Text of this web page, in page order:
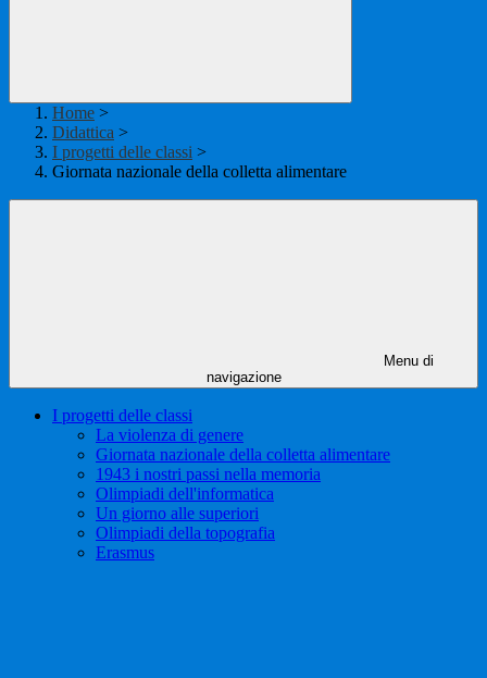
Home >
Didattica >
I progetti delle classi >
Giornata nazionale della colletta alimentare
Menu di
navigazione
I progetti delle classi
La violenza di genere
Giornata nazionale della colletta alimentare
1943 i nostri passi nella memoria
Olimpiadi dell'informatica
Un giorno alle superiori
Olimpiadi della topografia
Erasmus